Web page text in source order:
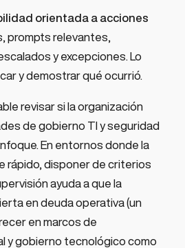
orientada a acciones
prompts relevantes,
y excepciones. Lo
y demostrar qué ocurrió.
revisar si la organización
de gobierno TI y seguridad
En entornos donde la
rápido, disponer de criterios
ayuda a que la
en deuda operativa (un
en marcos de
y gobierno tecnológico como